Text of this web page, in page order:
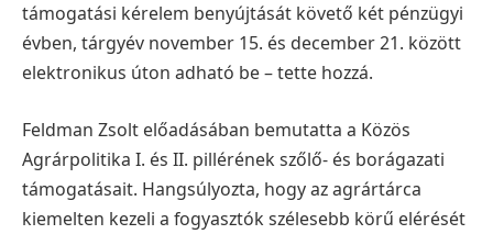
támogatási kérelem benyújtását követő két pénzügyi
évben, tárgyév november 15. és december 21. között
elektronikus úton adható be – tette hozzá.
Feldman Zsolt előadásában bemutatta a Közös
Agrárpolitika I. és II. pillérének szőlő- és borágazati
támogatásait. Hangsúlyozta, hogy az agrártárca
kiemelten kezeli a fogyasztók szélesebb körű elérését